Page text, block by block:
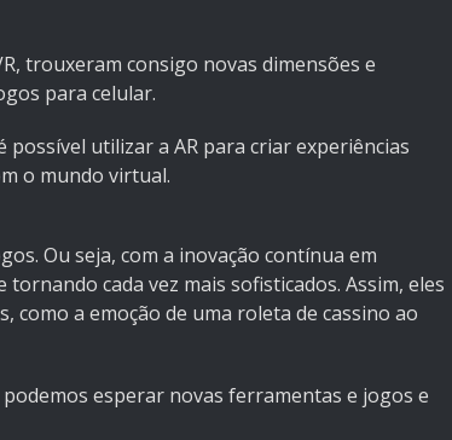
trouxeram consigo novas dimensões e
para celular.
utilizar a AR para criar experiências
o mundo virtual.
Ou seja, com a inovação contínua em
cada vez mais sofisticados. Assim, eles
a emoção de uma roleta de cassino ao
esperar novas ferramentas e jogos e